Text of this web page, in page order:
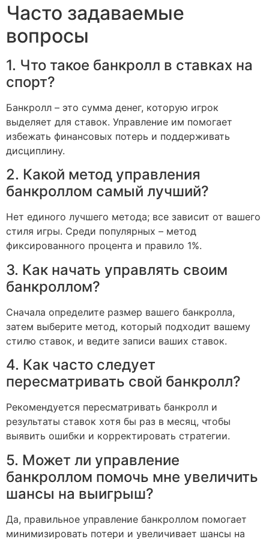
Часто задаваемые
вопросы
1. Что такое банкролл в ставках на
спорт?
Банкролл – это сумма денег, которую игрок
выделяет для ставок. Управление им помогает
избежать финансовых потерь и поддерживать
дисциплину.
2. Какой метод управления
банкроллом самый лучший?
Нет единого лучшего метода; все зависит от вашего
стиля игры. Среди популярных – метод
фиксированного процента и правило 1%.
3. Как начать управлять своим
банкроллом?
Сначала определите размер вашего банкролла,
затем выберите метод, который подходит вашему
стилю ставок, и ведите записи ваших ставок.
4. Как часто следует
пересматривать свой банкролл?
Рекомендуется пересматривать банкролл и
результаты ставок хотя бы раз в месяц, чтобы
выявить ошибки и корректировать стратегии.
5. Может ли управление
банкроллом помочь мне увеличить
шансы на выигрыш?
Да, правильное управление банкроллом помогает
минимизировать потери и увеличивает шансы на